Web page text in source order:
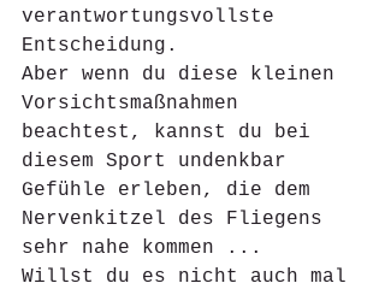
verantwortungsvollste
Entscheidung.
Aber wenn du diese kleinen
Vorsichtsmaßnahmen
beachtest, kannst du bei
diesem Sport undenkbar
Gefühle erleben, die dem
Nervenkitzel des Fliegens
sehr nahe kommen ...
Willst du es nicht auch mal